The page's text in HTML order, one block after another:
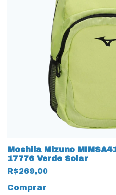
Mochila Mizuno
17776 Verde Solar
R$269,00
Comprar